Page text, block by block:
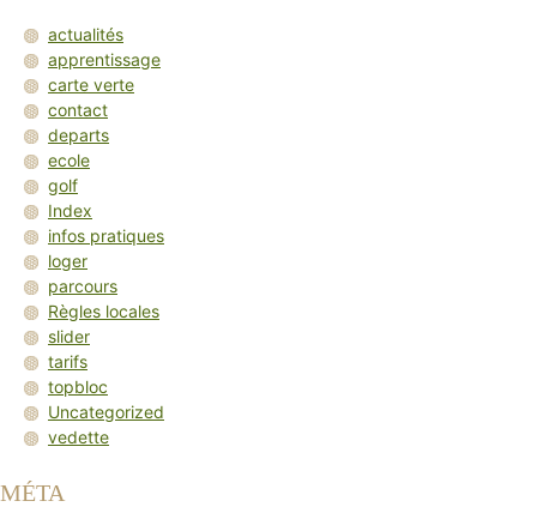
actualités
apprentissage
carte verte
contact
departs
ecole
golf
Index
infos pratiques
loger
parcours
Règles locales
slider
tarifs
topbloc
Uncategorized
vedette
MÉTA